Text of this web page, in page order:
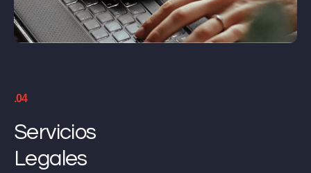
.04
Servicios
Legales